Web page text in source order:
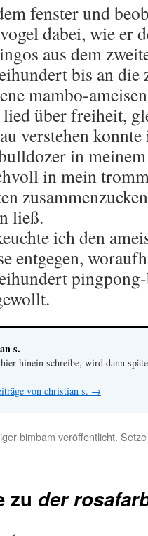
fenster und
dabei, wie er
aus dem
bis an die
mambo-
über freiheit,
verstehen
in
in mein
ließ.
ich den
entgegen,
s.
hinein schreibe, wird dann
von christian s. →
bimbam veröffentlicht.
zu der